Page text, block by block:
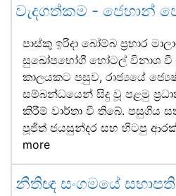
වැදගත්කම - ජෙහාන්
පාස්කු ඉරිදා බෝම්බ ප්‍රහාර
සුඛෝපභෝගී හෝටල් විනාශ වී
කාලයකට පසුව, රාජ්‍යයේ
සම්බන්ධයෙන් සිදු වූ පළමු
කිරීම් වාර්තා වී තිබේ. පසුගිය
පූජිත් ජයසුන්දර සහ හිටපු
more
නීතිඥ සංගමයේ